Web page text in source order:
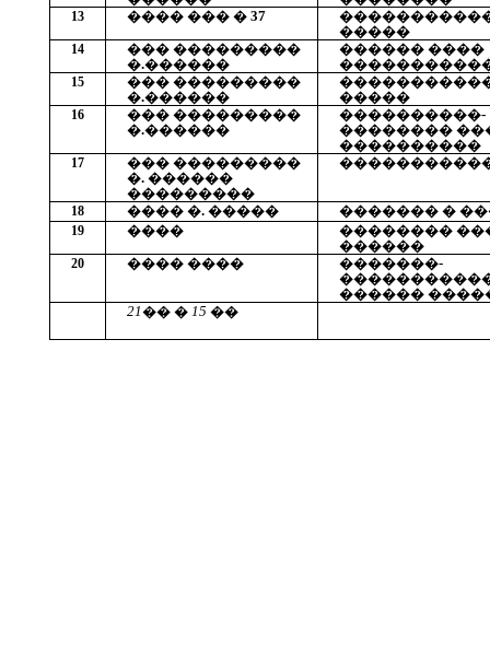
13 ���� ��� � 37
�����
14
��� ���������
�.������
������ ����
15
��� ���������
�.������
�����
16
��� ���������
�.������
����������-
��������
����������
17
��� ���������
�. ������
���������
����������
18 ���� �. ����� ������� �
19 ����
��������
������
20 ���� ����
�������-
������
21�� � 15 ��